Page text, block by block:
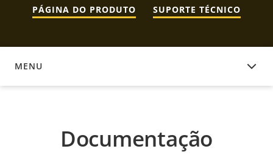
PÁGINA DO PRODUTO SUPORTE TÉCNICO
MENU
DOCUMENTAÇÃO
Documentação